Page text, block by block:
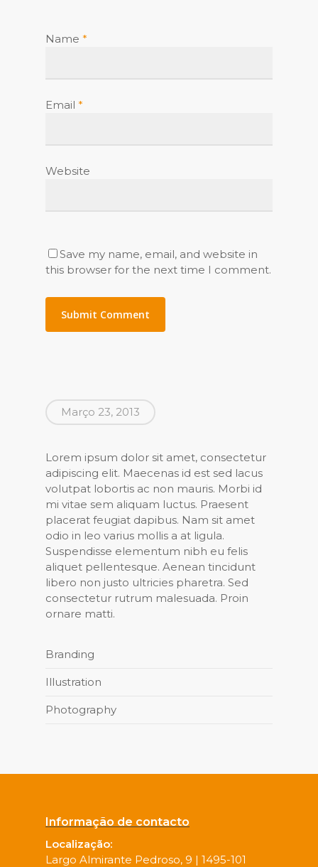
Name *
Email *
Website
Save my name, email, and website in
this browser for the next time I comment.
Março 23, 2013
Lorem ipsum dolor sit amet, consectetur
adipiscing elit. Maecenas id est sed lacus
volutpat lobortis ac non mauris. Morbi id
mi vitae sem aliquam luctus. Praesent
placerat feugiat dapibus. Nam sit amet
odio in leo varius mollis a at ligula.
Suspendisse elementum nibh eu felis
aliquet pellentesque. Aenean tincidunt
libero non justo ultricies pharetra. Sed
consectetur rutrum malesuada. Proin
ornare matti.
Branding
Illustration
Photography
Informação de contacto
Localização:
Largo Almirante Pedroso, 9 | 1495-101